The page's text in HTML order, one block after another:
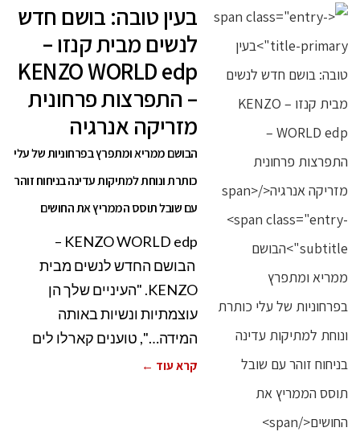
בעין טובה: בושם חדש
לנשים מבית קנזו –
KENZO WORLD edp
– התפרצות פרחונית
מזריקה אנרגיה
הבושם ממריא ומתפרץ בפרחוניות של עלי
כותרת ונוחת למתיקות עדינה בניחוח זוהר
עם שובל תוסס הממריץ את החושים
KENZO WORLD edp –
הבושם החדש לנשים מבית
KENZO. "העיניים שלך הן
עוצמתיות ונשיות באותה
המידה…", טוענים קארלו לים
קרא עוד ←